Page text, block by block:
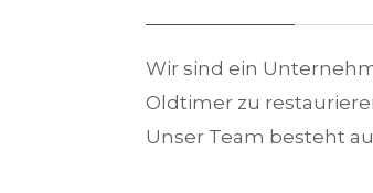
Wir sind ein
Oldtimer zu
Unser Team besteht